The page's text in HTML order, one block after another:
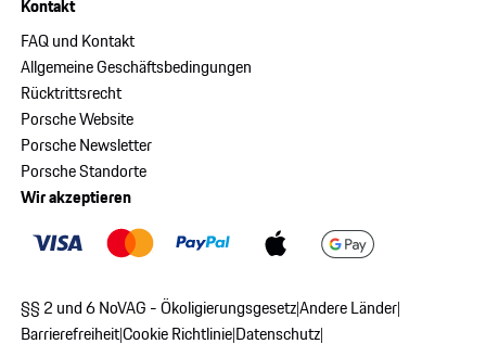
Kontakt
FAQ und Kontakt
Allgemeine Geschäftsbedingungen
Rücktrittsrecht
Porsche Website
Porsche Newsletter
Porsche Standorte
Wir akzeptieren
§§ 2 und 6 NoVAG - Ökoligierungsgesetz|Andere Länder|
Barrierefreiheit|Cookie Richtlinie|Datenschutz|